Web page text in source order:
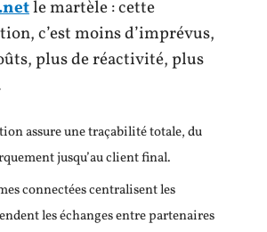
le martèle : cette
c’est moins d’imprévus,
plus de réactivité, plus
assure une traçabilité totale, du
jusqu’au client final.
connectées centralisent les
les échanges entre partenaires